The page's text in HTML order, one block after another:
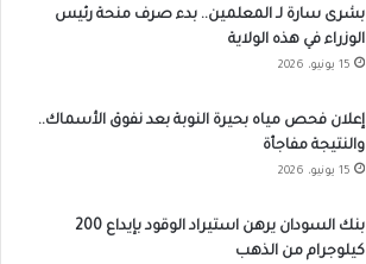
بشرى سارة لـ المعلمين.. بدء صرف منحة رئيس
الوزراء في هذه الولاية
15 يونيو، 2026
إعلان فحص مياه بحيرة النوبة بعد نفوق الأسماك..
والنتيجة مفاجأة
15 يونيو، 2026
بنك السودان يرهن استيراد الوقود بإيداع 200
كيلوجرام من الذهب